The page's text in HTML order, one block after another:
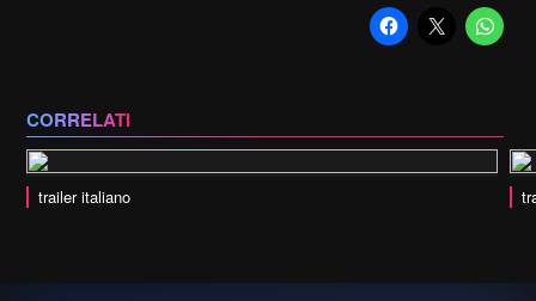
CORRELATI
trailer italiano